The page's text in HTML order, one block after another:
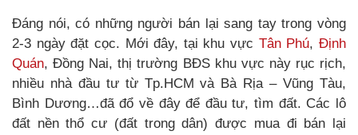
Đáng nói, có những người bán lại sang tay trong vòng
2-3 ngày đặt cọc. Mới đây, tại khu vực Tân Phú,Định
Quán, Đồng Nai, thị trường BĐS khu vực này rục rịch,
nhiều nhà đầu tư từ Tp.HCM và Bà Rịa – Vũng Tàu,
Bình Dương…đã đổ về đây để đầu tư, tìm đất. Các lô
đất nền thổ cư (đất trong dân) được mua đi bán lại